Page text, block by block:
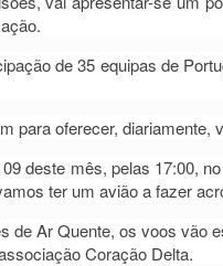
de 35 equipas de
para oferecer, diariamente,
deste mês, pelas 17:00,
ter um avião a fazer
de Ar Quente, os voos
Coração Delta.